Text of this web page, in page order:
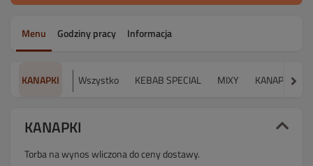
Menu Godziny pracy Informacja
KANAPKI Wszystko KEBAB SPECIAL MIXY KANAPKI
KANAPKI
Torba na wynos wliczona do ceny dostawy.